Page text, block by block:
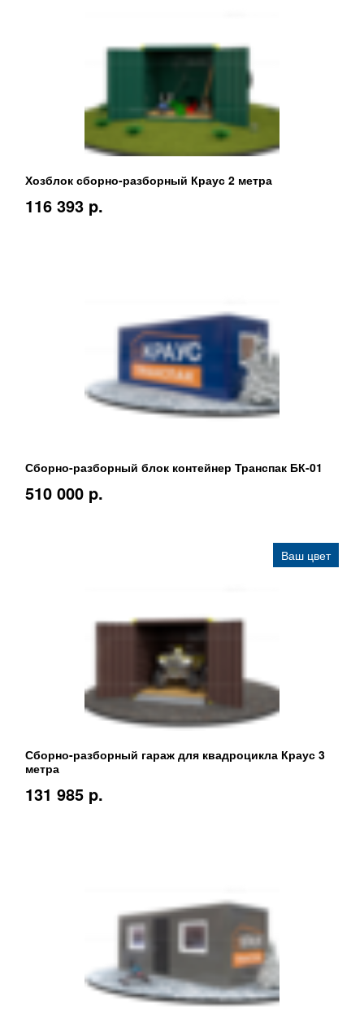
Хозблок сборно-разборный Краус 2 метра
116 393 p.
Сборно-разборный блок контейнер Транспак БК-01
510 000 p.
Ваш цвет
Сборно-разборный гараж для квадроцикла Краус 3
метра
131 985 p.